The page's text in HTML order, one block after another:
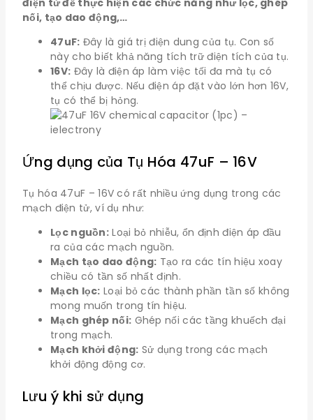
điện tử để thực hiện các chức năng như lọc, ghép
nối, tạo dao động,…
47uF: Đây là giá trị điện dung của tụ. Con số
này cho biết khả năng tích trữ điện tích của tụ.
16V: Đây là điện áp làm việc tối đa mà tụ có
thể chịu được. Nếu điện áp đặt vào lớn hơn 16V,
tụ có thể bị hỏng.
Ứng dụng của Tụ Hóa 47uF – 16V
Tụ hóa 47uF – 16V có rất nhiều ứng dụng trong các
mạch điện tử, ví dụ như:
Lọc nguồn: Loại bỏ nhiễu, ổn định điện áp đầu
ra của các mạch nguồn.
Mạch tạo dao động: Tạo ra các tín hiệu xoay
chiều có tần số nhất định.
Mạch lọc: Loại bỏ các thành phần tần số không
mong muốn trong tín hiệu.
Mạch ghép nối: Ghép nối các tầng khuếch đại
trong mạch.
Mạch khởi động: Sử dụng trong các mạch
khởi động động cơ.
Lưu ý khi sử dụng